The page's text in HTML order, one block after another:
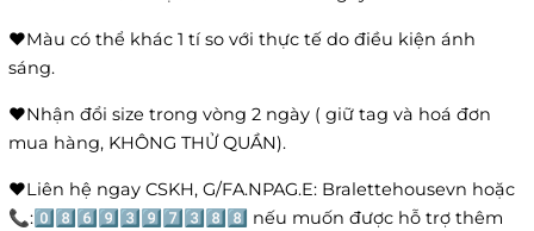
❤️Màu có thể khác 1 tí so với thực tế do điều kiện ánh
sáng.
❤️Nhận đổi size trong vòng 2 ngày ( giữ tag và hoá đơn
mua hàng, KHÔNG THỬ QUẦN).
❤️Liên hệ ngay CSKH, G/FA.NPAG.E: Bralettehousevn hoặc
📞:0️⃣8️⃣6️⃣9️⃣3️⃣9️⃣7️⃣3️⃣8️⃣8️⃣ nếu muốn được hỗ trợ thêm